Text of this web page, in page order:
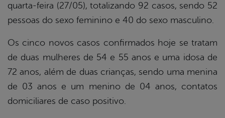
quarta-feira (27/05), totalizando 92 casos, sendo 52
pessoas do sexo feminino e 40 do sexo masculino.
Os cinco novos casos confirmados hoje se tratam
de duas mulheres de 54 e 55 anos e uma idosa de
72 anos, além de duas crianças, sendo uma menina
de 03 anos e um menino de 04 anos, contatos
domiciliares de caso positivo.